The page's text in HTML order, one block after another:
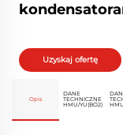
Uzyskaj ofertę
Opis
DANE
TECHNICZNE
HMU/YU(BO2)